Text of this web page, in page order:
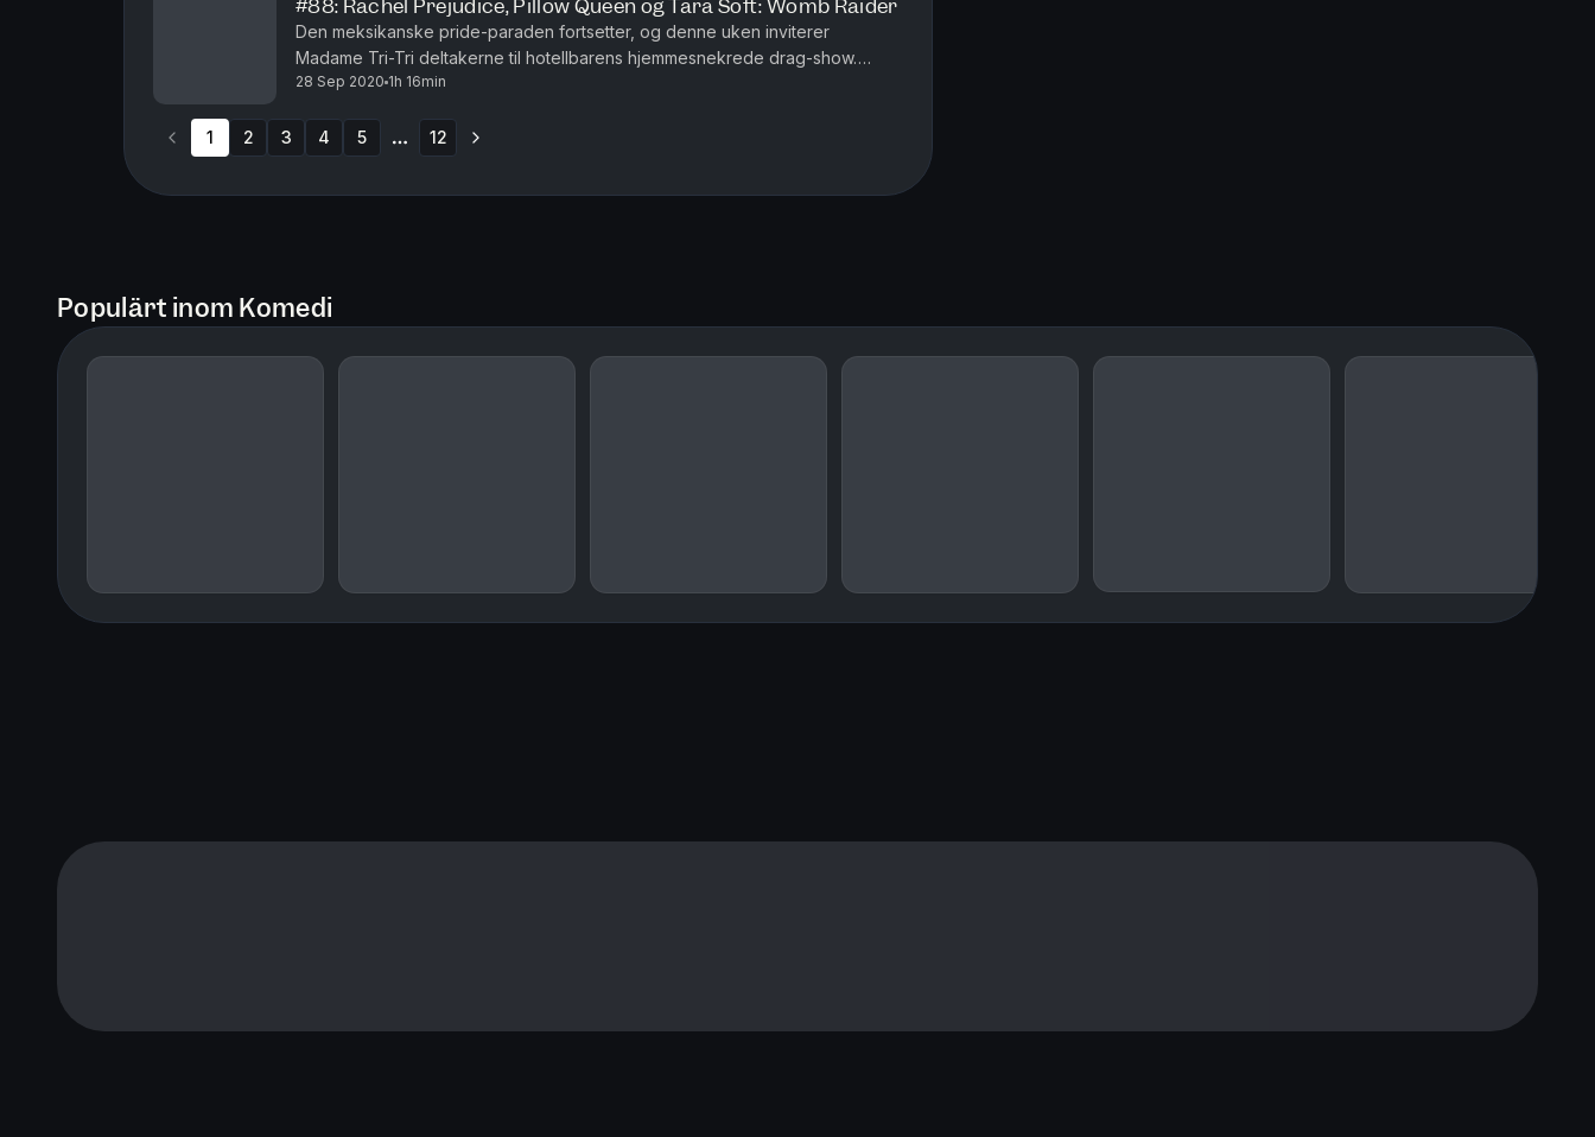
#88: Rachel Prejudice, Pillow Queen og Tara Soft: Womb Raider
Den meksikanske pride-paraden fortsetter, og denne uken inviterer
Madame Tri-Tri deltakerne til hotellbarens hjemmesnekrede drag-show.
Mens enkelte av deltakerne trekker på seg et par lavthengende tru...
28 Sep 2020 1h 16min
1 2 3 4 5 12
Populärt inom Komedi